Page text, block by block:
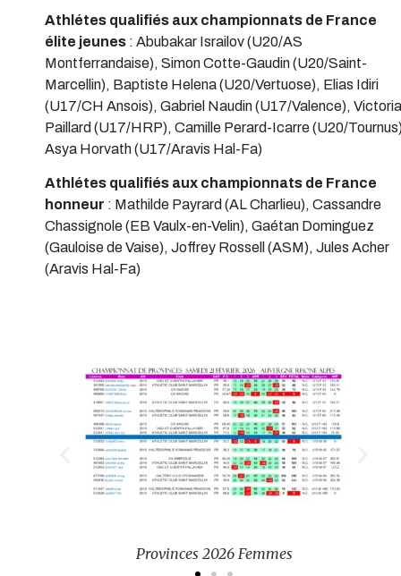
Athlétes qualifiés aux championnats de France
élite jeunes : Abubakar Israilov (U20/AS
Montferrandaise), Simon Cotte-Gaudin (U20/Saint-
Marcellin), Baptiste Helena (U20/Vertuose), Elias Idiri
(U17/CH Ansois), Gabriel Naudin (U17/Valence), Victoria
Paillard (U17/HRP), Camille Perard-Icarre (U20/
Asya Horvath (U17/Aravis Hal-Fa)
Athlétes qualifiés aux championnats de France
honneur : Mathilde Payrard (AL Charlieu), Cassandre
Chassignole (EB Vaulx-en-Velin), Gaétan Dominguez
(Gauloise de Vaise), Joffrey Rossell (ASM), Jules Acher
(Aravis Hal-Fa)
Provinces 2026 Femmes